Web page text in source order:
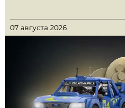
07 августа 2026